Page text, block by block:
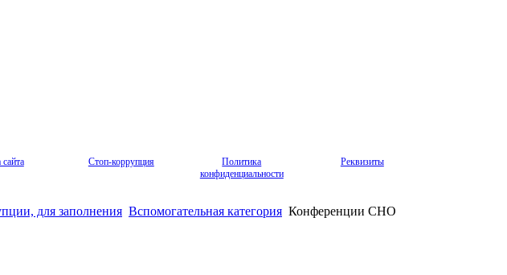
Стоп-коррупция
Политика
конфиденциальности
Реквизиты
для заполнения Вспомогательная категория Конференции СНО